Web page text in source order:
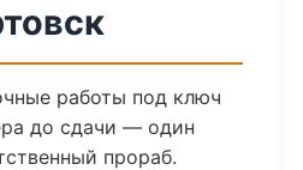
работы под ключ
до сдачи — один
прораб.